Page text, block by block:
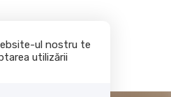
ul nostru te
utilizării
noi Contact